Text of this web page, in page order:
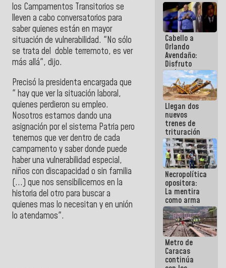
los Campamentos Transitorios se
lleven a cabo conversatorios para
saber quienes están en mayor
situación de vulnerabilidad. "No sólo
se trata del doble terremoto, es ver
más allá", dijo.
Precisó la presidenta encargada que
" hay que ver la situación laboral,
quienes perdieron su empleo.
Nosotros estamos dando una
asignación por el sistema Patria pero
tenemos que ver dentro de cada
campamento y saber donde puede
haber una vulnerabilidad especial,
niños con discapacidad o sin familia
(...) que nos sensibilicemos en la
historia del otro para buscar a
quienes mas lo necesitan y en unión
lo atendamos".
Cabello a
Orlando
Avendaño:
Disfruto
cada vez
que escribes
porque lo
que haces
es
embarrarla
Llegan dos
nuevos
trenes de
trituración
para
optimizar
manejo de
escombros
en La Guaira
Necropolítica
opositora:
La mentira
como arma
contra el
Pueblo
Metro de
Caracas
continúa